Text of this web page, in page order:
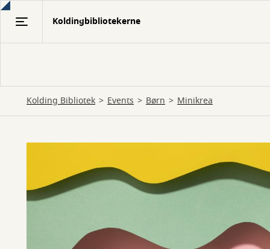
Gå
Koldingbibliotekerne
Kolding Bibliotek Events Børn Minikrea